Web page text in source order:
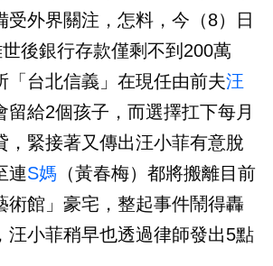
受外界關注，怎料，今（8）日
後銀行存款僅剩不到200萬
「台北信義」在現任由前夫汪
留給2個孩子，而選擇扛下每月
，緊接著又傳出汪小菲有意脫
連S媽 （黃春梅）都將搬離目前
術館」豪宅，整起事件鬧得轟
汪小菲稍早也透過律師發出5點